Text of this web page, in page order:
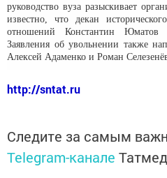
руководство вуза разыскивает
известно, что декан
отношений Константин
Заявления об увольнении также
Алексей Адаменко и Роман
http://sntat.ru
Следите за самым
Telegram-канале